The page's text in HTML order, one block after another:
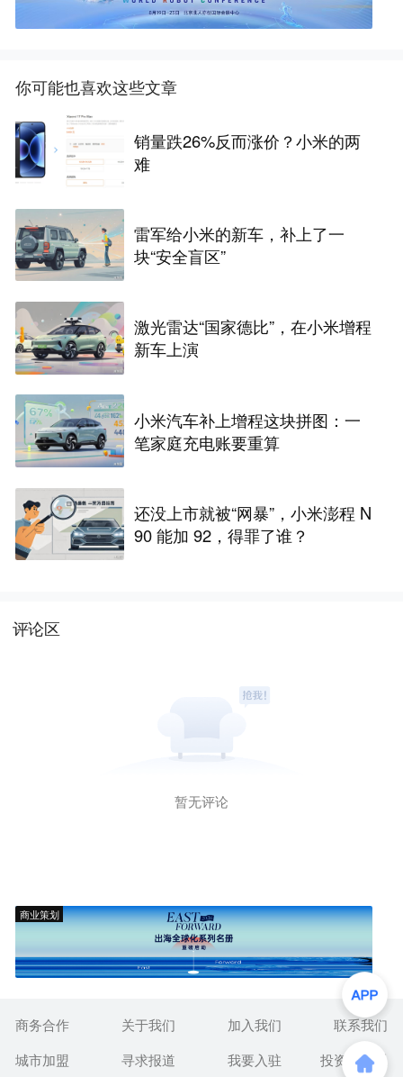
你可能也喜欢这些文章
销量跌26%反而涨价？小米的两
难
雷军给小米的新车，补上了一
块“安全盲区”
激光雷达“国家德比”，在小米增程
新车上演
小米汽车补上增程这块拼图：一
笔家庭充电账要重算
还没上市就被“网暴”，小米澎程 N
90 能加 92，得罪了谁？
评论区
暂无评论
商业策划
商务合作 关于我们 加入我们
联系我们
城市加盟
寻求报道 我要入驻 投资者关系